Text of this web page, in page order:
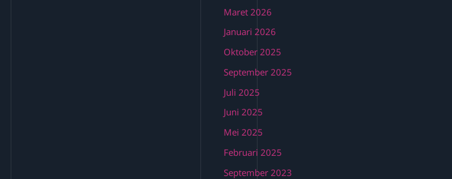
Maret 2026
Januari 2026
Oktober 2025
September 2025
Juli 2025
Juni 2025
Mei 2025
Februari 2025
September 2023